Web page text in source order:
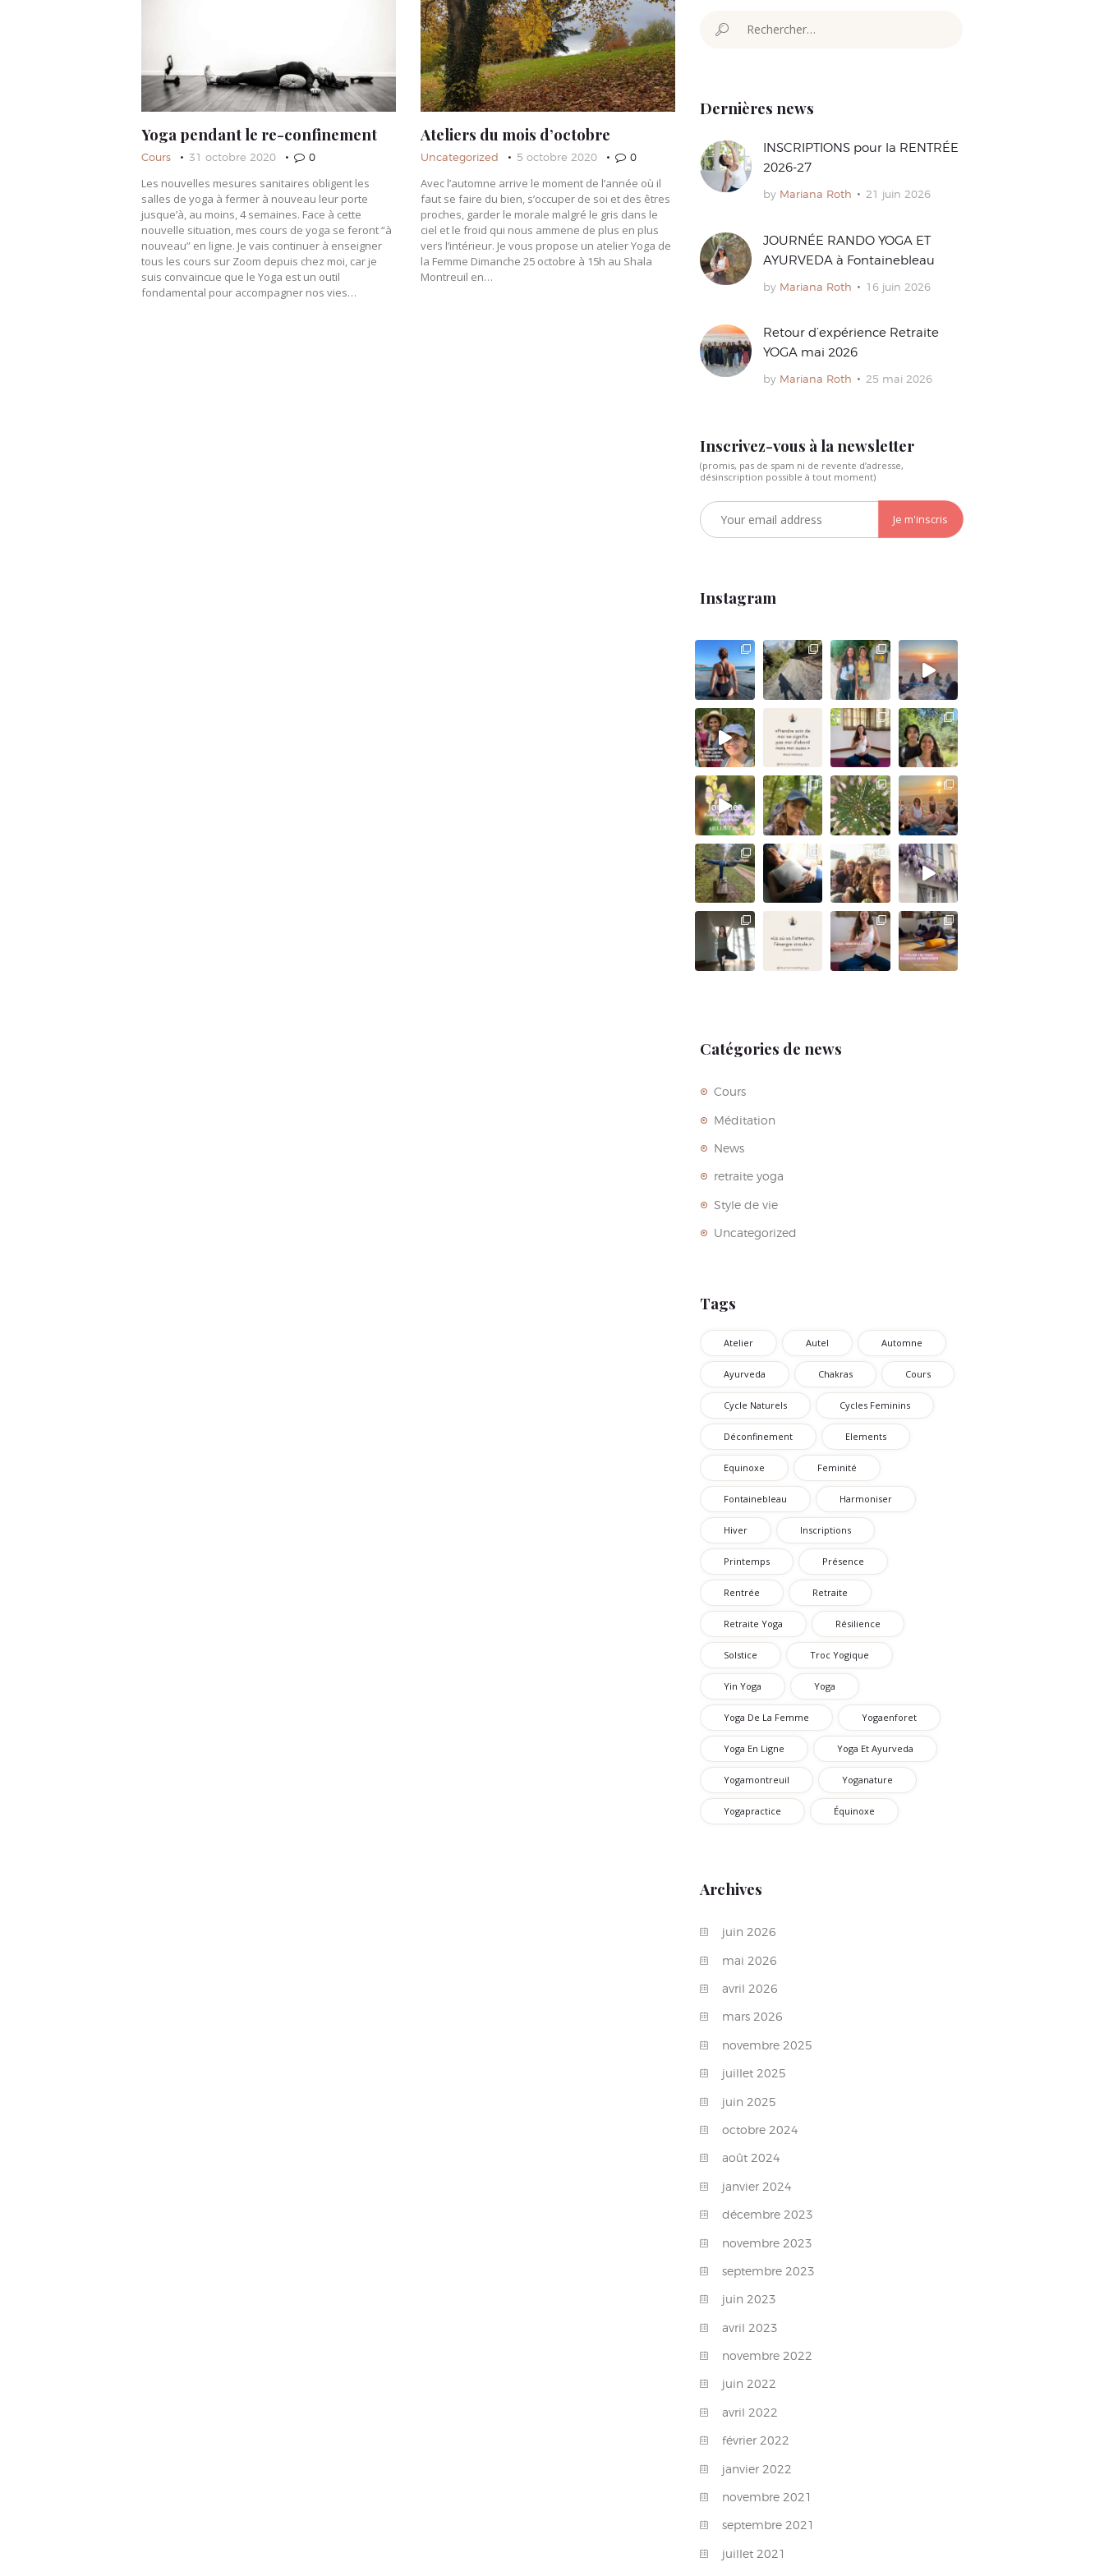
Mariana
Contact
Yoga pendant le re-confinement
Cours 31 octobre 2020 0
Les nouvelles mesures sanitaires obligent les
salles de yoga à fermer à nouveau leur porte
jusque’à, au moins, 4 semaines. Face à cette
nouvelle situation, mes cours de yoga se feront “à
nouveau” en ligne. Je vais continuer à enseigner
tous les cours sur Zoom depuis chez moi, car je
suis convaincue que le Yoga est un outil
fondamental pour accompagner nos vies…
Ateliers du mois d’octobre
Uncategorized 5 octobre 2020 0
Avec l’automne arrive le moment de l’année où il
faut se faire du bien, s’occuper de soi et des êtres
proches, garder le morale malgré le gris dans le
ciel et le froid qui nous ammene de plus en plus
vers l’intérieur. Je vous propose un atelier Yoga de
la Femme Dimanche 25 octobre à 15h au Shala
Montreuil en…
Rechercher :
Dernières news
INSCRIPTIONS pour la RENTRÉE
2026-27
by Mariana Roth 21 juin 2026
JOURNÉE RANDO YOGA ET
AYURVEDA à Fontainebleau
by Mariana Roth 16 juin 2026
Retour d’expérience Retraite
YOGA mai 2026
by Mariana Roth 25 mai 2026
Inscrivez-vous à la newsletter
(promis, pas de spam ni de revente d’adresse,
désinscription possible à tout moment)
Instagram
Catégories de news
Cours
Méditation
News
retraite yoga
Style de vie
Uncategorized
Tags
Atelier Autel Automne
Ayurveda Chakras Cours
Cycle Naturels Cycles Feminins
Déconfinement Elements
Equinoxe Feminité
Fontainebleau Harmoniser
Hiver Inscriptions
Printemps Présence
Rentrée Retraite
Retraite Yoga Résilience
Solstice Troc Yogique
Yin Yoga Yoga
Yoga De La Femme Yogaenforet
Yoga En Ligne Yoga Et Ayurveda
Yogamontreuil Yoganature
Yogapractice Équinoxe
Archives
juin 2026
mai 2026
avril 2026
mars 2026
novembre 2025
juillet 2025
juin 2025
octobre 2024
août 2024
janvier 2024
décembre 2023
novembre 2023
septembre 2023
juin 2023
avril 2023
novembre 2022
juin 2022
avril 2022
février 2022
janvier 2022
novembre 2021
septembre 2021
juillet 2021